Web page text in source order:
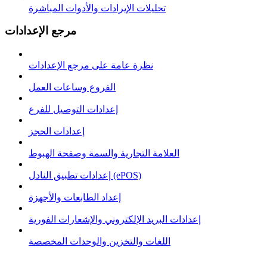
تحليلات الإيرادات والأدوات المباشرة
مرجع الإعدادات
نظرة عامة على مرجع الإعدادات
الفروع وساعات العمل
إعدادات التوصيل للفرع
إعدادات الحجز
العلامة التجارية والسمة وصفحة الهبوط
إعدادات تطبيق النادل (ePOS)
إعداد الطابعات والأجهزة
إعدادات البريد الإلكتروني والإشعارات الفورية
اللغات والتخزين والوحدات المخصصة